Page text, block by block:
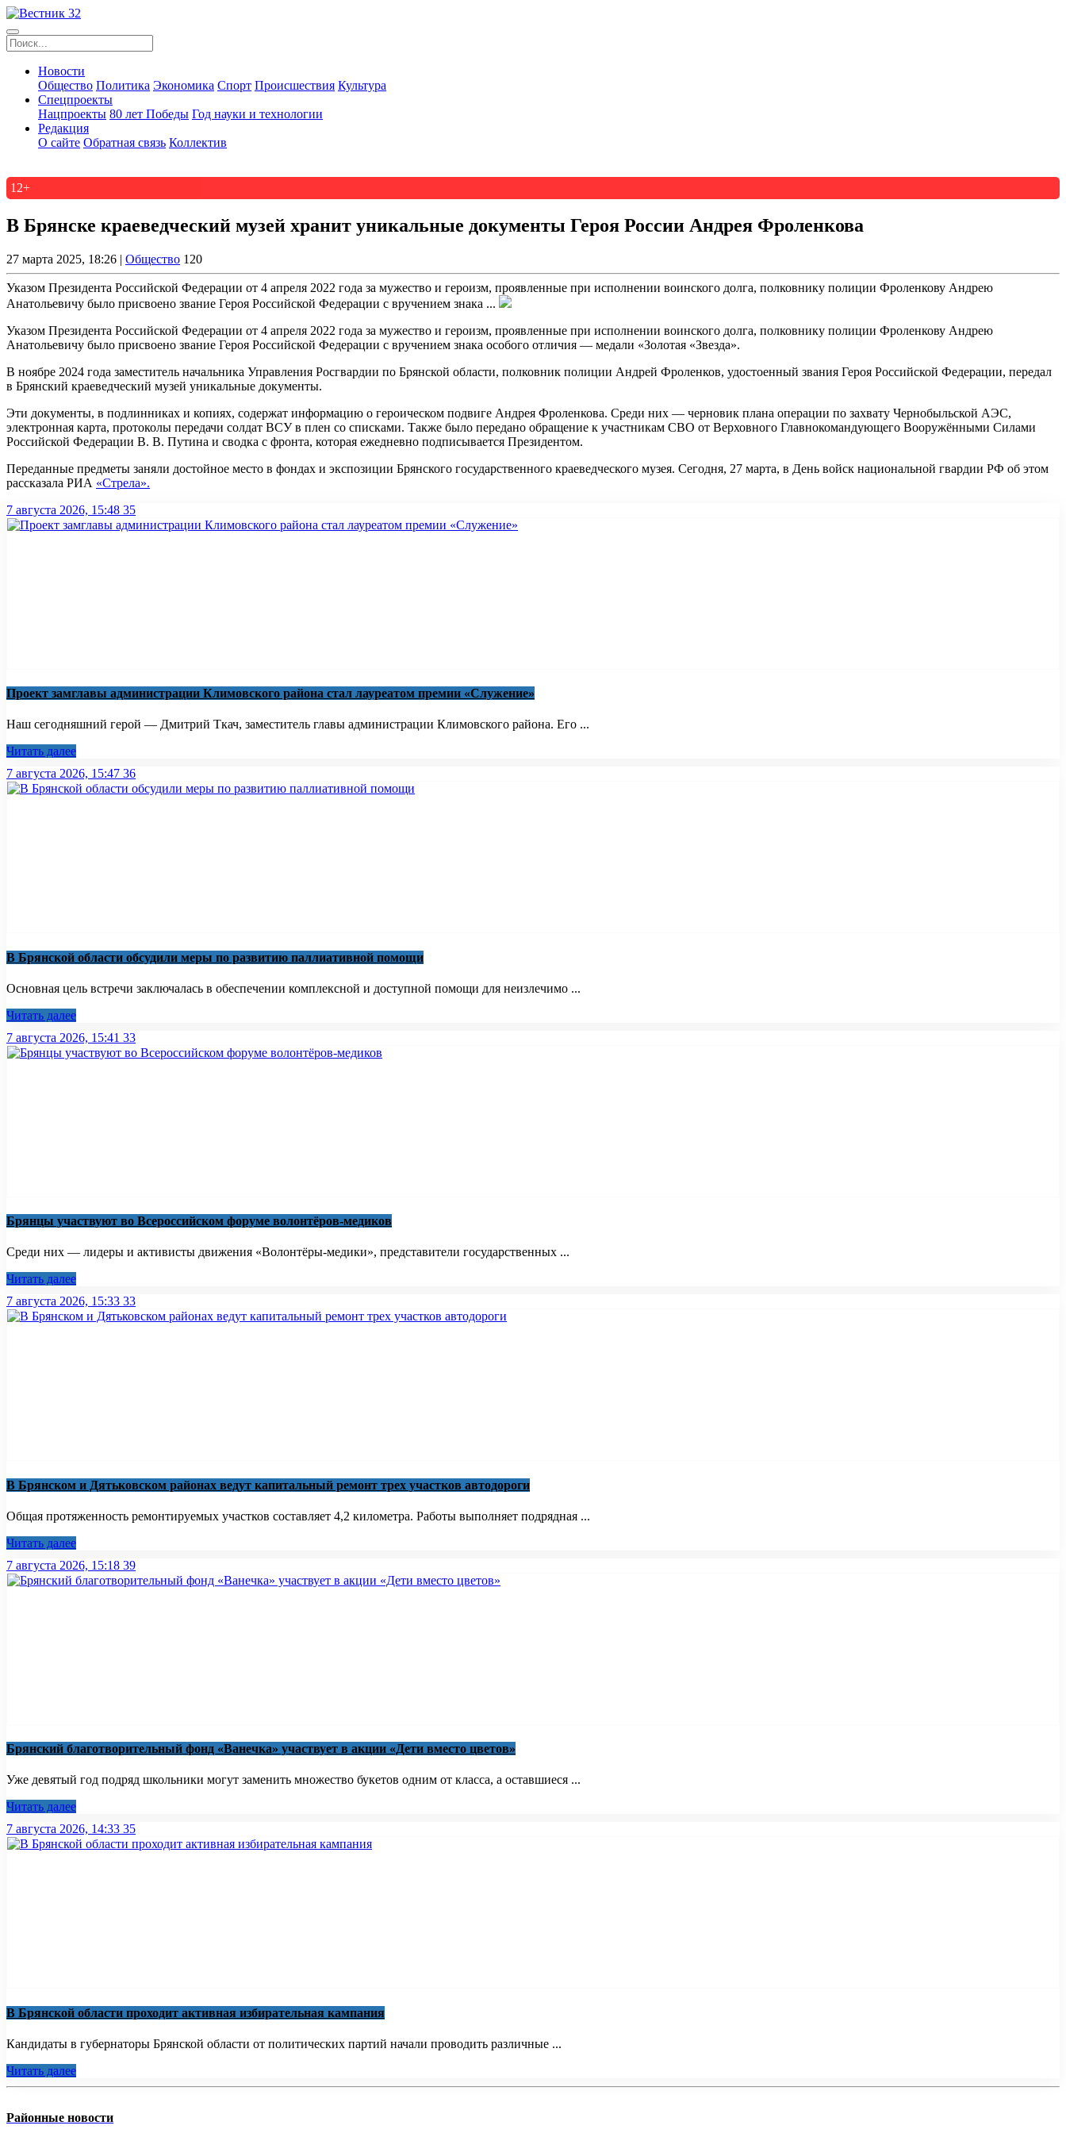
Новости
Общество Политика Экономика Спорт Происшествия Культура
Спецпроекты
Нацпроекты 80 лет Победы Год науки и технологии
Редакция
О сайте Обратная связь Коллектив
12+
В Брянске краеведческий музей хранит уникальные документы Героя России Андрея Фроленкова
27 марта 2025, 18:26 | Общество 120
Указом Президента Российской Федерации от 4 апреля 2022 года за мужество и героизм, проявленные при исполнении воинского долга, полковнику полиции Фроленкову Андрею
Анатольевичу было присвоено звание Героя Российской Федерации с вручением знака ...
Указом Президента Российской Федерации от 4 апреля 2022 года за мужество и героизм, проявленные при исполнении воинского долга, полковнику полиции Фроленкову Андрею
Анатольевичу было присвоено звание Героя Российской Федерации с вручением знака особого отличия — медали «Золотая «Звезда».
В ноябре 2024 года заместитель начальника Управления Росгвардии по Брянской области, полковник полиции Андрей Фроленков, удостоенный звания Героя Российской Федерации, передал
в Брянский краеведческий музей уникальные документы.
Эти документы, в подлинниках и копиях, содержат информацию о героическом подвиге Андрея Фроленкова. Среди них — черновик плана операции по захвату Чернобыльской АЭС,
электронная карта, протоколы передачи солдат ВСУ в плен со списками. Также было передано обращение к участникам СВО от Верховного Главнокомандующего Вооружёнными Силами
Российской Федерации В. В. Путина и сводка с фронта, которая ежедневно подписывается Президентом.
Переданные предметы заняли достойное место в фондах и экспозиции Брянского государственного краеведческого музея. Сегодня, 27 марта, в День войск национальной гвардии РФ об этом
рассказала РИА «Стрела».
7 августа 2026, 15:48 35
Проект замглавы администрации Климовского района стал лауреатом премии «Служение»
Наш сегодняшний герой — Дмитрий Ткач, заместитель главы администрации Климовского района. Его ...
Читать далее
7 августа 2026, 15:47 36
В Брянской области обсудили меры по развитию паллиативной помощи
Основная цель встречи заключалась в обеспечении комплексной и доступной помощи для неизлечимо ...
Читать далее
7 августа 2026, 15:41 33
Брянцы участвуют во Всероссийском форуме волонтёров-медиков
Среди них — лидеры и активисты движения «Волонтёры-медики», представители государственных ...
Читать далее
7 августа 2026, 15:33 33
В Брянском и Дятьковском районах ведут капитальный ремонт трех участков автодороги
Общая протяженность ремонтируемых участков составляет 4,2 километра. Работы выполняет подрядная ...
Читать далее
7 августа 2026, 15:18 39
Брянский благотворительный фонд «Ванечка» участвует в акции «Дети вместо цветов»
Уже девятый год подряд школьники могут заменить множество букетов одним от класса, а оставшиеся ...
Читать далее
7 августа 2026, 14:33 35
В Брянской области проходит активная избирательная кампания
Кандидаты в губернаторы Брянской области от политических партий начали проводить различные ...
Читать далее
Районные новости